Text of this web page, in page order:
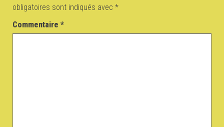
obligatoires sont indiqués avec *
Commentaire *